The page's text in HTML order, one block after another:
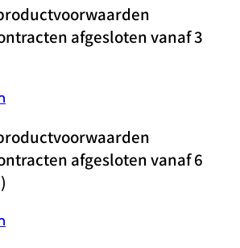
afgesloten vanaf 3
afgesloten vanaf 6